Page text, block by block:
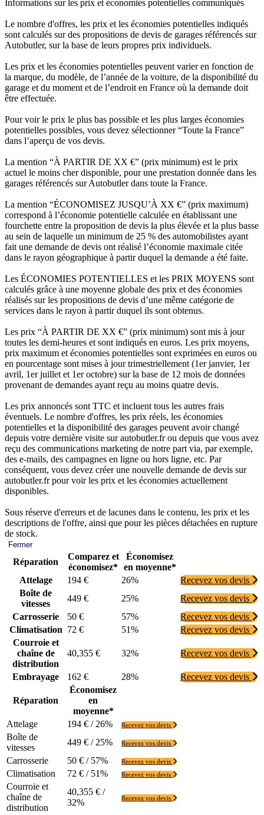
Informations sur les prix et économies potentielles communiqués
Le nombre d'offres, les prix et les économies potentielles indiqués
sont calculés sur des propositions de devis de garages référencés sur
Autobutler, sur la base de leurs propres prix individuels.
Les prix et les économies potentielles peuvent varier en fonction de
la marque, du modèle, de l’année de la voiture, de la disponibilité du
garage et du moment et de l’endroit en France où la demande doit
être effectuée.
Pour voir le prix le plus bas possible et les plus larges économies
potentielles possibles, vous devez sélectionner “Toute la France”
dans l’aperçu de vos devis.
La mention “À PARTIR DE XX €” (prix minimum) est le prix
actuel le moins cher disponible, pour une prestation donnée dans les
garages référencés sur Autobutler dans toute la France.
La mention “ÉCONOMISEZ JUSQU’À XX €” (prix maximum)
correspond à l’économie potentielle calculée en établissant une
fourchette entre la proposition de devis la plus élevée et la plus basse
au sein de laquelle un minimum de 25 % des automobilistes ayant
fait une demande de devis ont réalisé l’économie maximale citée
dans le rayon géographique à partir duquel la demande a été faite.
Les ÉCONOMIES POTENTIELLES et les PRIX MOYENS sont
calculés grâce à une moyenne globale des prix et des économies
réalisés sur les propositions de devis d’une même catégorie de
services dans le rayon à partir duquel ils sont obtenus.
Les prix “À PARTIR DE XX €” (prix minimum) sont mis à jour
toutes les demi-heures et sont indiqués en euros. Les prix moyens,
prix maximum et économies potentielles sont exprimées en euros ou
en pourcentage sont mises à jour trimestriellement (1er janvier, 1er
avril, 1er juillet et 1er octobre) sur la base de 12 mois de données
provenant de demandes ayant reçu au moins quatre devis.
Les prix annoncés sont TTC et incluent tous les autres frais
éventuels. Le nombre d'offres, les prix réels, les économies
potentielles et la disponibilité des garages peuvent avoir changé
depuis votre dernière visite sur autobutler.fr ou depuis que vous avez
reçu des communications marketing de notre part via, par exemple,
des e-mails, des campagnes en ligne ou hors ligne, etc. Par
conséquent, vous devez créer une nouvelle demande de devis sur
autobutler.fr pour voir les prix et les économies actuellement
disponibles.
Sous réserve d'erreurs et de lacunes dans le contenu, les prix et les
descriptions de l'offre, ainsi que pour les pièces détachées en rupture
de stock.
Fermer
Réparation
Comparez et
économisez*
Économisez
en moyenne*
Attelage
194 € 26%
Recevez vos devis
Boîte de
vitesses
449 € 25%
Recevez vos devis
Carrosserie
50 € 57%
Recevez vos devis
Climatisation 72 € 51%
Recevez vos devis
Courroie et
chaîne de
distribution
40,355 € 32% Recevez vos devis
Embrayage 162 € 28% Recevez vos devis
Réparation
Économisez
en
moyenne*
Attelage
194 € / 26% Recevez vos devis
Boîte de
vitesses
449 € / 25% Recevez vos devis
Carrosserie 50 € / 57% Recevez vos devis
Climatisation 72 € / 51% Recevez vos devis
Courroie et
chaîne de
distribution
40,355 € /
32%
Recevez vos devis